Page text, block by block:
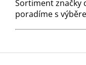
Sortiment značky
poradíme s
Z